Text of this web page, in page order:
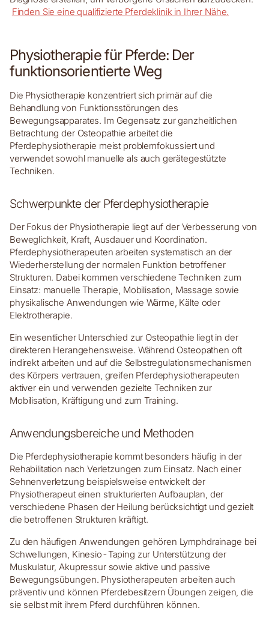
Finden Sie eine qualifizierte Pferdeklinik in Ihrer Nähe.
Physiotherapie für Pferde: Der
funktionsorientierte Weg
Die Physiotherapie konzentriert sich primär auf die
Behandlung von Funktionsstörungen des
Bewegungsapparates. Im Gegensatz zur ganzheitlichen
Betrachtung der Osteopathie arbeitet die
Pferdephysiotherapie meist problemfokussiert und
verwendet sowohl manuelle als auch gerätegestützte
Techniken.
Schwerpunkte der Pferdephysiotherapie
Der Fokus der Physiotherapie liegt auf der Verbesserung von
Beweglichkeit, Kraft, Ausdauer und Koordination.
Pferdephysiotherapeuten arbeiten systematisch an der
Wiederherstellung der normalen Funktion betroffener
Strukturen. Dabei kommen verschiedene Techniken zum
Einsatz: manuelle Therapie, Mobilisation, Massage sowie
physikalische Anwendungen wie Wärme, Kälte oder
Elektrotherapie.
Ein wesentlicher Unterschied zur Osteopathie liegt in der
direkteren Herangehensweise. Während Osteopathen oft
indirekt arbeiten und auf die Selbstregulationsmechanismen
des Körpers vertrauen, greifen Pferdephysiotherapeuten
aktiver ein und verwenden gezielte Techniken zur
Mobilisation, Kräftigung und zum Training.
Anwendungsbereiche und Methoden
Die Pferdephysiotherapie kommt besonders häufig in der
Rehabilitation nach Verletzungen zum Einsatz. Nach einer
Sehnenverletzung beispielsweise entwickelt der
Physiotherapeut einen strukturierten Aufbauplan, der
verschiedene Phasen der Heilung berücksichtigt und gezielt
die betroffenen Strukturen kräftigt.
Zu den häufigen Anwendungen gehören Lymphdrainage bei
Schwellungen, Kinesio-Taping zur Unterstützung der
Muskulatur, Akupressur sowie aktive und passive
Bewegungsübungen. Physiotherapeuten arbeiten auch
präventiv und können Pferdebesitzern Übungen zeigen, die
sie selbst mit ihrem Pferd durchführen können.